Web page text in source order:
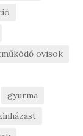
ovisok
gyurma